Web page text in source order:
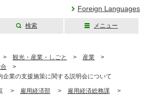
Foreign Languages
検索 メニュー
> 観光・産業・しごと > 産業 >
>
業の支援施策に関する説明会について
> 雇用経済部 > 雇用経済総務課 >